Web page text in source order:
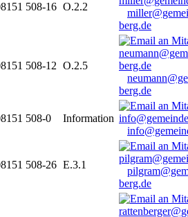
508-16 O.2.2
berg.de
508-12 O.2.5
berg.de
508-0
Information
508-26 E.3.1
berg.de